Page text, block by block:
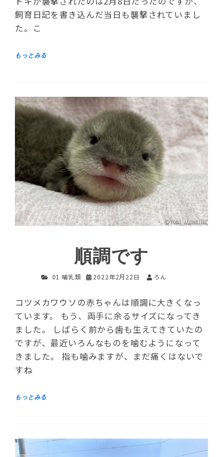
飼育日記を書き込んだ当日も襲撃されていまし
た。こ
順調です
01 哺乳類 2022年2月22日 ろん
コツメカワウソの赤ちゃんは順調に大きくなっ
ています。 もう、両手に余るサイズになってき
ました。 しばらく前から歯も生えてきていたの
ですが、最近いろんなものを噛むようになって
きました。 指も噛みますが、まだ痛くはないで
すね